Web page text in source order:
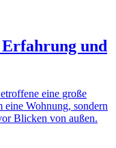
und
eine große
Wohnung, sondern
Blicken von außen.